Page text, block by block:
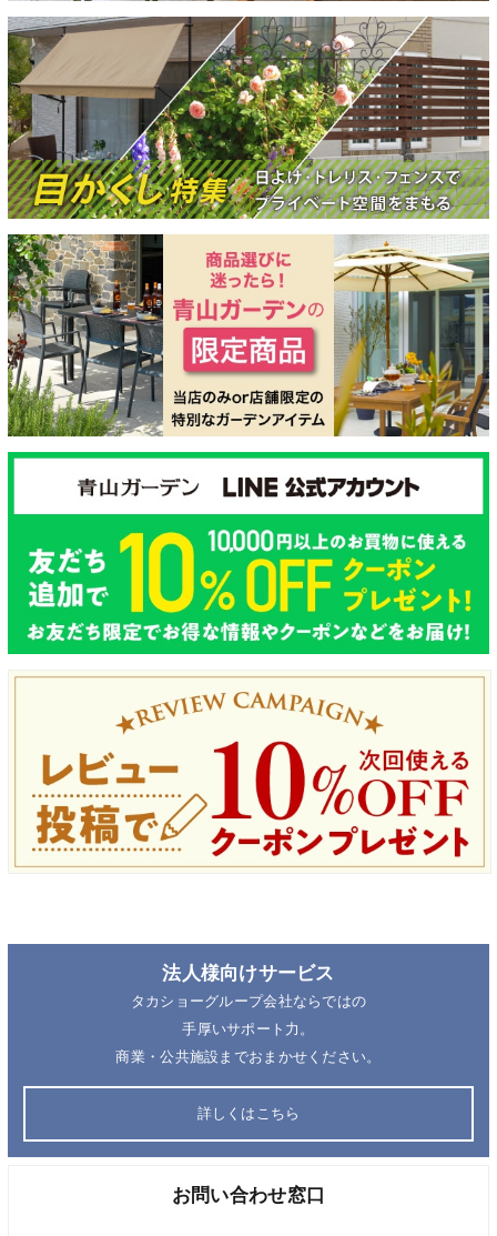
法人様向けサービス
タカショーグループ会社ならではの
手厚いサポート力。
商業・公共施設までおまかせください。
詳しくはこちら
お問い合わせ窓口